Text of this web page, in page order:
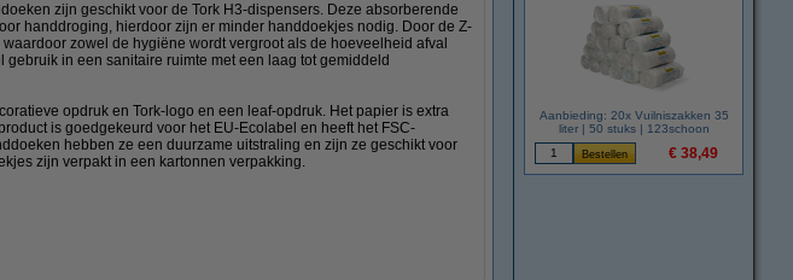
zijn geschikt voor de Tork H3-dispensers. Deze absorberende
handdroging, hierdoor zijn er minder handdoekjes nodig. Door de Z-
zowel de hygiëne wordt vergroot als de hoeveelheid afval
in een sanitaire ruimte met een laag tot gemiddeld
opdruk en Tork-logo en een leaf-opdruk. Het papier is extra
is goedgekeurd voor het EU-Ecolabel en heeft het FSC-
hebben ze een duurzame uitstraling en zijn ze geschikt voor
zijn verpakt in een kartonnen verpakking.
Aanbieding: 20x Vuilniszakken 35
liter | 50 stuks | 123schoon
€ 38,49